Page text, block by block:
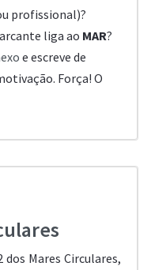
profissional)?
liga ao MAR?
e escreve de
Força! O
dos Mares Circulares,